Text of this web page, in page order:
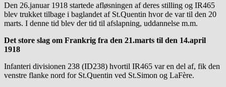
Den 26.januar 1918 startede afløsningen af deres stilling og IR465
blev trukket tilbage i baglandet af St.Quentin hvor de var til den 20
marts. I denne tid blev der tid til afslapning, uddannelse m.m.
Det store slag om Frankrig fra den 21.marts til den 14.april
1918
Infanteri divisionen 238 (ID238) hvortil IR465 var en del af, fik den
venstre flanke nord for St.Quentin ved St.Simon og LaFère.